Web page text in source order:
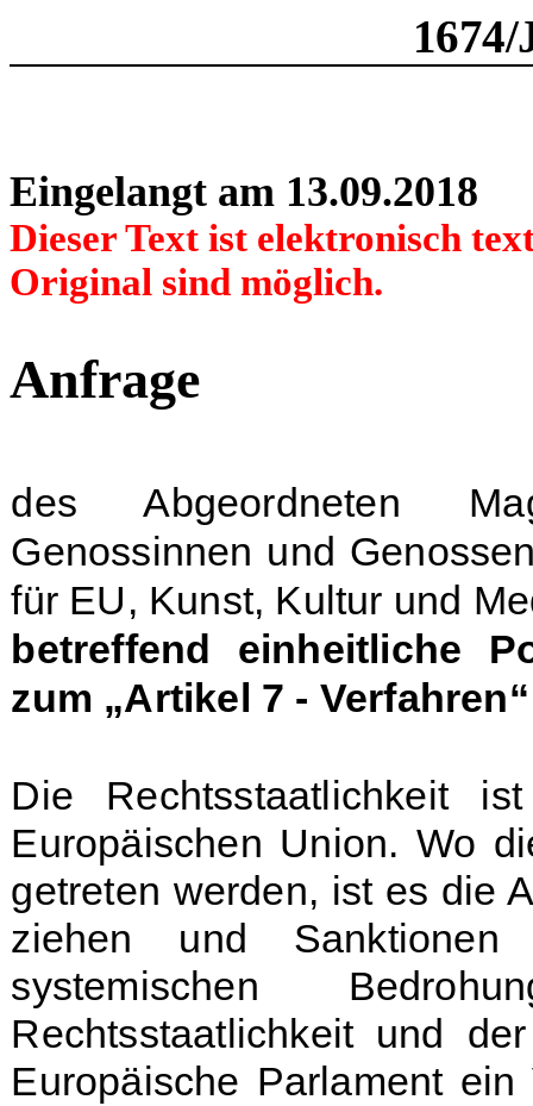
Eingelangt am 13.09.2018
Dieser Text ist elektronisch
Original sind möglich.
Anfrage
des Abgeordneten
Genossinnen und
für EU, Kunst, Kultur und
betreffend einheitliche
zum „Artikel 7 -
Die Rechtsstaatlichkeit
Europäischen Union. Wo
getreten werden, ist es die
ziehen und
systemischen
Rechtsstaatlichkeit und
Europäische Parlament